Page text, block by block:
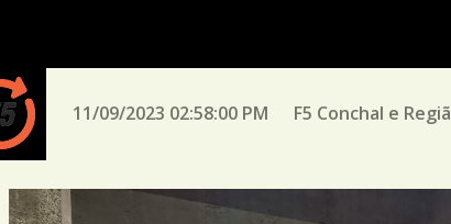
11/09/2023 02:58:00 PM F5 Conchal e